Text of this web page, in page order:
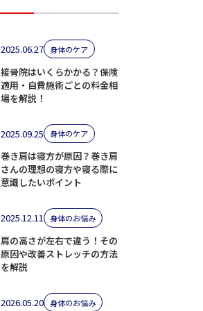
2025.06.27 身体のケア
接骨院はいくらかかる？保険
適用・自費施術ごとの料金相
場を解説！
2025.09.25 身体のケア
巻き肩は寝方が原因？巻き肩
さんの理想の寝方や寝る際に
意識したいポイント
2025.12.11 身体のお悩み
肩の高さが左右で違う！その
原因や改善ストレッチの方法
を解説
2026.05.20 身体のお悩み